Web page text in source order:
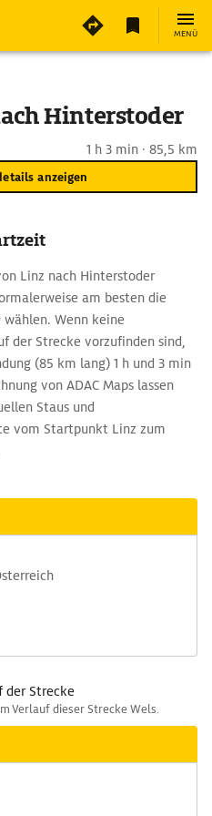
MENÜ
Hinterstoder
1 h 3 min · 85,5 km
anzeigen
Linz nach Hinterstoder
am besten die
wählen. Wenn keine
der Strecke vorzufinden sind,
(85 km lang) 1 h und 3 min
von ADAC Maps lassen
Staus und
vom Startpunkt Linz zum
der Strecke
Verlauf dieser Strecke Wels.